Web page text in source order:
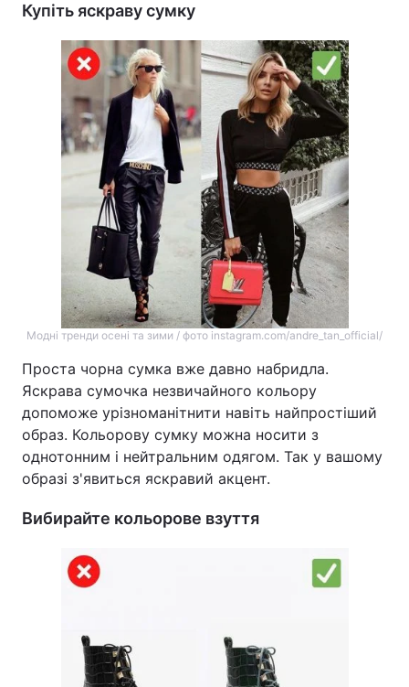
Економіка
Спорт Наука
Техно і зв'язок Лайт
Зброя Інциденти
Здоров'я Туризм
Цікавинки Погода
Регіони
Лонгріди
Інтерв'ю Думки
Архів Вакансії
Контакти
Послуги
Купіть яскраву сумку
Модні тренди осені та зими / фото instagram.com/andre_tan_official/
Проста чорна сумка вже давно набридла.
Яскрава сумочка незвичайного кольору
допоможе урізноманітнити навіть найпростіший
образ. Кольорову сумку можна носити з
однотонним і нейтральним одягом. Так у вашому
образі з'явиться яскравий акцент.
Вибирайте кольорове взуття